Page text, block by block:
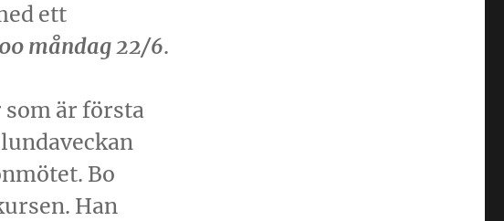
ett
måndag 22/6.
är första
Bo
Han